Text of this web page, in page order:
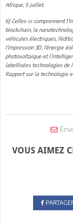
Afrique, 5 juillet.
6) Celles-ci comprennent
blockchain, la
véhicules électriques,
l’impression 3D, l’énergie
photovoltaïque et
labellisées technologies de
Rapport sur la technologie
VOUS AIMEZ